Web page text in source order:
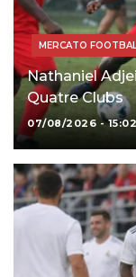
MERCATO
Nathaniel
Quatre Clubs
07/08/2026 - 15:02